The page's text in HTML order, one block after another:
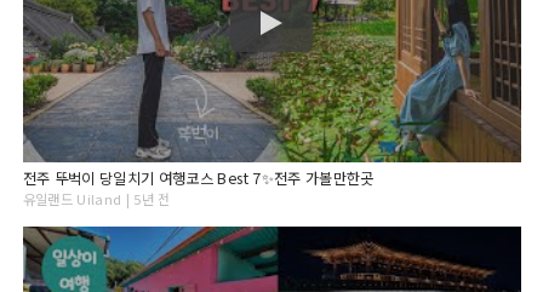
전주 뚜벅이 당일치기 여행코스 Best 7✨전주 가볼만한곳
유일랜드 Uiland | 5년 전